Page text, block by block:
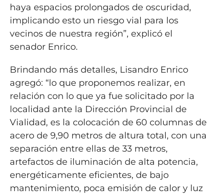
haya espacios prolongados de oscuridad,
implicando esto un riesgo vial para los
vecinos de nuestra región”, explicó el
senador Enrico.
Brindando más detalles, Lisandro Enrico
agregó: “lo que proponemos realizar, en
relación con lo que ya fue solicitado por la
localidad ante la Dirección Provincial de
Vialidad, es la colocación de 60 columnas de
acero de 9,90 metros de altura total, con una
separación entre ellas de 33 metros,
artefactos de iluminación de alta potencia,
energéticamente eficientes, de bajo
mantenimiento, poca emisión de calor y luz